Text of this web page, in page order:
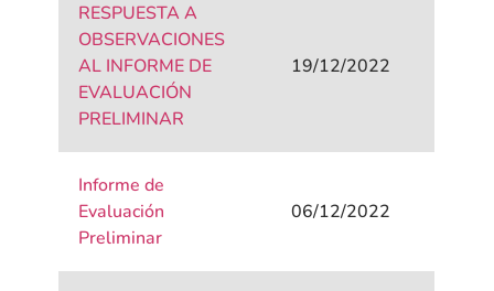
RESPUESTA A
OBSERVACIONES
AL INFORME DE
EVALUACIÓN
PRELIMINAR
19/12/2022
Informe de
Evaluación
Preliminar
06/12/2022